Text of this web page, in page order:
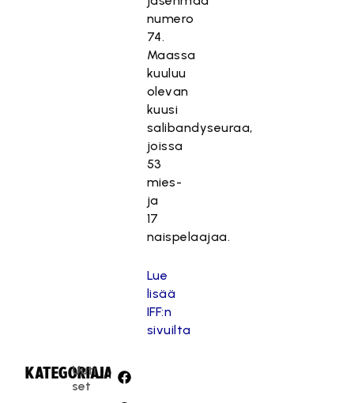
numero
74.
Maassa
kuuluu
olevan
kuusi
salibandyseuraa,
joissa
53
mies-
ja
17
naispelaajaa.
Lue
lisää
IFF:n
sivuilta
KATEGORIA:
Uuti
set
JAA: